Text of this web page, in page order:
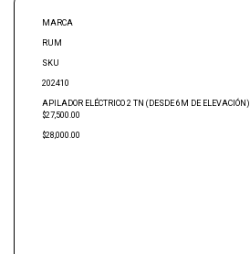
MARCA
RUM
SKU
202410
APILADOR ELÉCTRICO 2 TN (DESDE 6M DE ELEVACIÓN)
$27,500.00
$28,000.00